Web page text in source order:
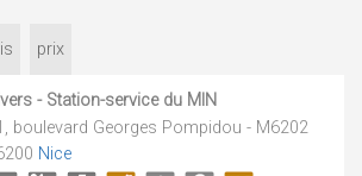
prix
- Station-service du MIN
boulevard Georges Pompidou - M6202
Nice